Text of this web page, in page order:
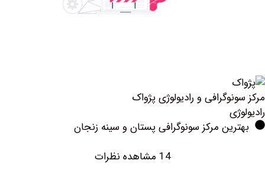
و رادیولوژی پژواک
مرکز سونوگرافی پستان و سینه زنجان